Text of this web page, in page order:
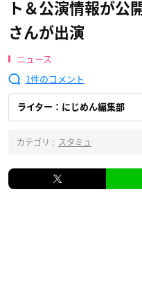
ト＆公演情報が公
さんが出演
ニュース
1
ライター：にじめん編集部
カテゴリ : スタミュ